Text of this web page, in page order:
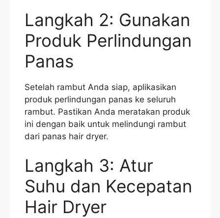
Langkah 2: Gunakan
Produk Perlindungan
Panas
Setelah rambut Anda siap, aplikasikan
produk perlindungan panas ke seluruh
rambut. Pastikan Anda meratakan produk
ini dengan baik untuk melindungi rambut
dari panas hair dryer.
Langkah 3: Atur
Suhu dan Kecepatan
Hair Dryer